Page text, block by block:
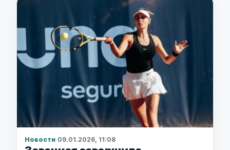
Новости·09.01.2026, 11:08